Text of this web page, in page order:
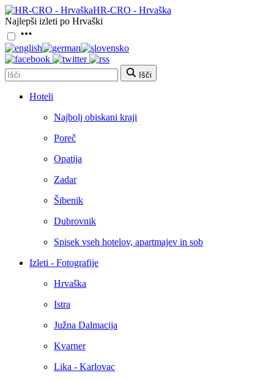
HR-CRO - Hrvaška
Najlepši izleti po Hrvaški
Išči
Hoteli
Najbolj obiskani kraji
Poreč
Opatija
Zadar
Šibenik
Dubrovnik
Spisek vseh hotelov, apartmajev in sob
Izleti - Fotografije
Hrvaška
Istra
Južna Dalmacija
Kvarner
Lika - Karlovac